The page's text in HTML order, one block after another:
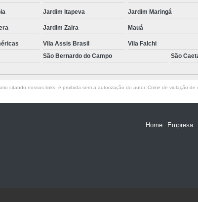
Jardim Itapeva Jardim Maringá
Jardim Zaira Mauá
Vila Assis Brasil Vila Falchi
São Bernardo do Campo
São
citando nossos links, é proibida sem a autorização do autor. Crime de violação
Home Empresa